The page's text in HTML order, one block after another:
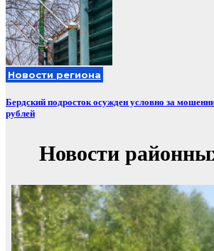
Новости региона
Бердский подросток осужден условно за
рублей